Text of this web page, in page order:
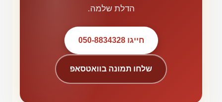
הדלת שלמה.
חייגו 050-8834328
שלחו תמונה בוואטסאפ